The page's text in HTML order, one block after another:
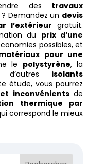
des travaux
? Demandez un devis
l’extérieur gratuit.
du prix d’une
possibles, et
pour une
le polystyrène, la
isolants
étude, vous pourrez
inconvénientsde
thermique par
correspond le mieux